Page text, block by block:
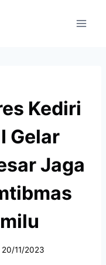
Kediri
Gelar
Jaga
20/11/2023